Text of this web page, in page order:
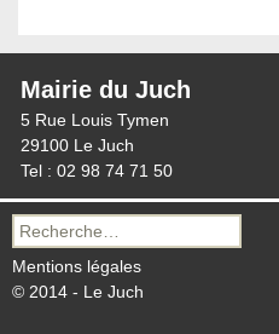
Mairie du Juch
5 Rue Louis Tymen
29100 Le Juch
Tel : 02 98 74 71 50
Recherche
pour :
Mentions légales
© 2014 - Le Juch